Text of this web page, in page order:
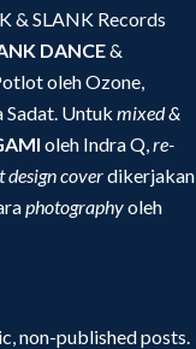
& SLANK Records
DANCE&
oleh Ozone,
Sadat. Untuk mixed &
oleh Indra Q,re-
design coverdikerjakan
photographyoleh
non-published posts.